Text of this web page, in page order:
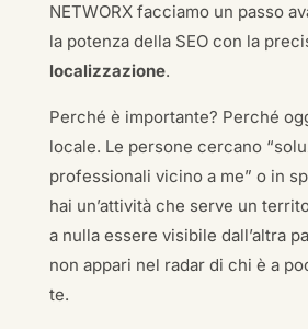
NETWORX facciamo un passo
la potenza della SEO con la
localizzazione.
Perché è importante? Perché
locale. Le persone cercano
professionali vicino a me” o in
hai un’attività che serve un
a nulla essere visibile dall’altra
non appari nel radar di chi è a
te.